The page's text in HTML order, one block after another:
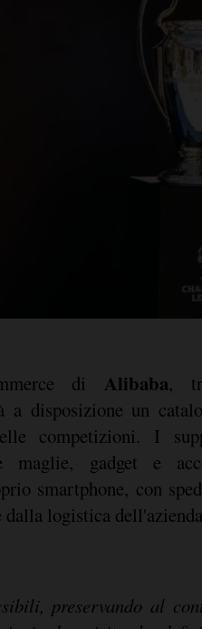
di Alibaba,
a disposizione un
competizioni. I
maglie, gadget e
smartphone, con
logistica
preservando al